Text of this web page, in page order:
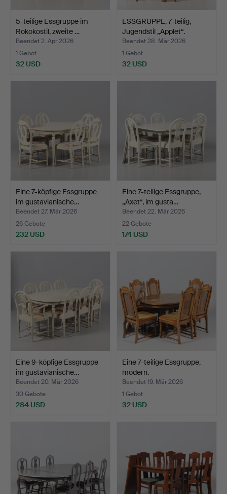
5-teilige Essgruppe im
Rokokostil, zweite …
Beendet 2. Apr 2026
1 Gebot
32 USD
ESSGRUPPE, 7-teilig,
Jugendstil „Applet“.
Beendet 28. Mär 2026
1 Gebot
32 USD
Eine 7-köpfige Essgruppe
im gustavianische…
Beendet 27. Mär 2026
26 Gebote
232 USD
Eine 7-teilige Essgruppe,
„Axet“, im gusta…
Beendet 22. Mär 2026
22 Gebote
174 USD
Eine 9-köpfige Essgruppe
im gustavianische…
Beendet 20. Mär 2026
30 Gebote
284 USD
Eine 7-teilige Essgruppe,
modern.
Beendet 19. Mär 2026
1 Gebot
32 USD